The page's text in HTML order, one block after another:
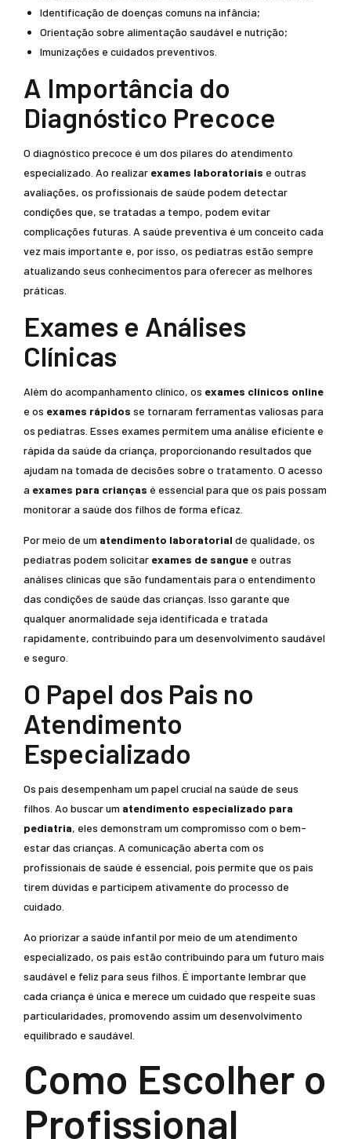
Identificação de doenças comuns na infância;
Orientação sobre alimentação saudável e nutrição;
Imunizações e cuidados preventivos.
A Importância do
Diagnóstico Precoce
O diagnóstico precoce é um dos pilares do atendimento
especializado. Ao realizar exames laboratoriais e outras
avaliações, os profissionais de saúde podem detectar
condições que, se tratadas a tempo, podem evitar
complicações futuras. A saúde preventiva é um conceito cada
vez mais importante e, por isso, os pediatras estão sempre
atualizando seus conhecimentos para oferecer as melhores
práticas.
Exames e Análises
Clínicas
Além do acompanhamento clínico, os exames clínicos online
e os exames rápidos se tornaram ferramentas valiosas para
os pediatras. Esses exames permitem uma análise eficiente e
rápida da saúde da criança, proporcionando resultados que
ajudam na tomada de decisões sobre o tratamento. O acesso
a exames para crianças é essencial para que os pais possam
monitorar a saúde dos filhos de forma eficaz.
Por meio de um atendimento laboratorial de qualidade, os
pediatras podem solicitar exames de sangue e outras
análises clínicas que são fundamentais para o entendimento
das condições de saúde das crianças. Isso garante que
qualquer anormalidade seja identificada e tratada
rapidamente, contribuindo para um desenvolvimento saudável
e seguro.
O Papel dos Pais no
Atendimento
Especializado
Os pais desempenham um papel crucial na saúde de seus
filhos. Ao buscar um atendimento especializado para
pediatria, eles demonstram um compromisso com o bem-
estar das crianças. A comunicação aberta com os
profissionais de saúde é essencial, pois permite que os pais
tirem dúvidas e participem ativamente do processo de
cuidado.
Ao priorizar a saúde infantil por meio de um atendimento
especializado, os pais estão contribuindo para um futuro mais
saudável e feliz para seus filhos. É importante lembrar que
cada criança é única e merece um cuidado que respeite suas
particularidades, promovendo assim um desenvolvimento
equilibrado e saudável.
Como Escolher o
Profissional